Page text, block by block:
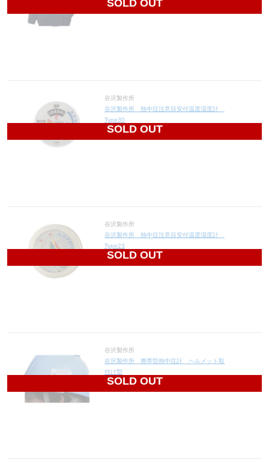
SOLD OUT
11,840
SOLD OUT
谷沢製作所
谷沢製作所 熱中症注意目安付温度湿度計
Type30
9,060
SOLD OUT
谷沢製作所
谷沢製作所 熱中症注意目安付温度湿度計
Type23
3,560
SOLD OUT
谷沢製作所
谷沢製作所 携帯型熱中症計 ヘルメット取
付け型
2,730